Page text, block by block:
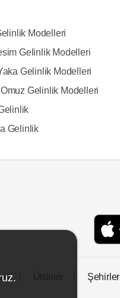
Modelleri
Gelinlik Modelleri
Gelinlik Modelleri
Gelinlik Modelleri
Gelinlik
Şehirler